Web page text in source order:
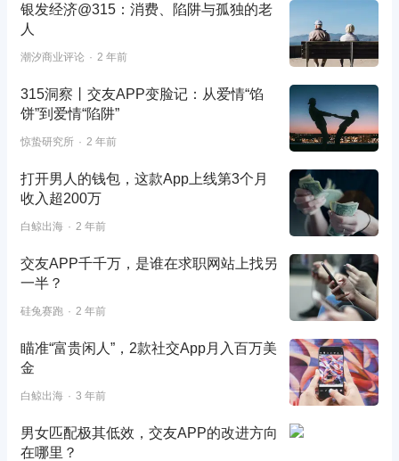
银发经济@315：消费、陷阱与孤独的老
人
潮汐商业评论 2 年前
315洞察丨交友APP变脸记：从爱情“馅
饼”到爱情“陷阱”
惊蛰研究所 2 年前
打开男人的钱包，这款App上线第3个月
收入超200万
白鲸出海 2 年前
交友APP千千万，是谁在求职网站上找另
一半？
硅兔赛跑 2 年前
瞄准“富贵闲人”，2款社交App月入百万美
金
白鲸出海 3 年前
男女匹配极其低效，交友APP的改进方向
在哪里？